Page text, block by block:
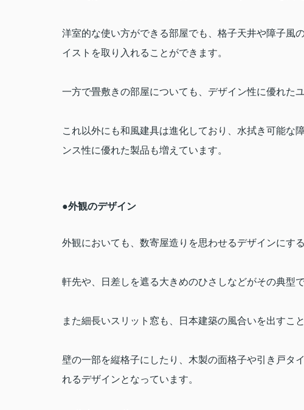
洋室的な使い方ができる部屋でも、格子天井や障子風
イストを取り入れることができます。
一方で畳敷きの部屋についても、デザイン性に優れた
これ以外にも和風建具は進化しており、水拭き可能な
ンス性に優れた製品も増えています。
●外観のデザイン
外観においても、数寄屋造りを思わせるデザインにす
軒先や、日差しを遮る大きめのひさしなどがその典型で
また細長いスリット窓も、日本建築の風合いを出すこ
壁の一部を縦格子にしたり、木製の面格子や引き戸タ
れるデザインとなっています。